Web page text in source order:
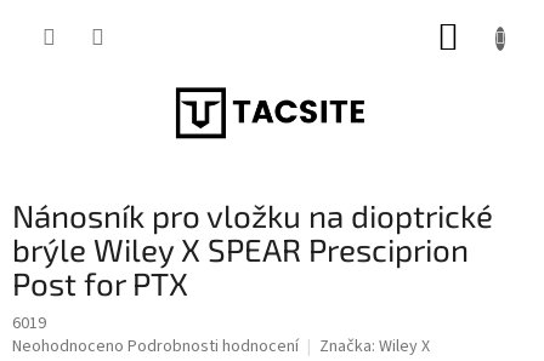
Nánosník pro vložku na dioptrické
brýle Wiley X SPEAR Presciprion
Post for PTX
6019
Průměrné
Neohodnoceno Podrobnosti hodnocení Značka: Wiley X